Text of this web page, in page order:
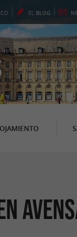
EL BLOG